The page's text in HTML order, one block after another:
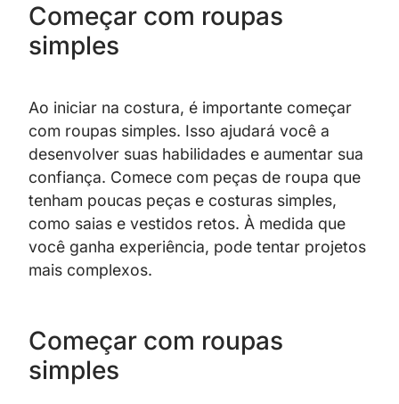
Começar com roupas
simples
Ao iniciar na costura, é importante começar
com roupas simples. Isso ajudará você a
desenvolver suas habilidades e aumentar sua
confiança. Comece com peças de roupa que
tenham poucas peças e costuras simples,
como saias e vestidos retos. À medida que
você ganha experiência, pode tentar projetos
mais complexos.
Começar com roupas
simples